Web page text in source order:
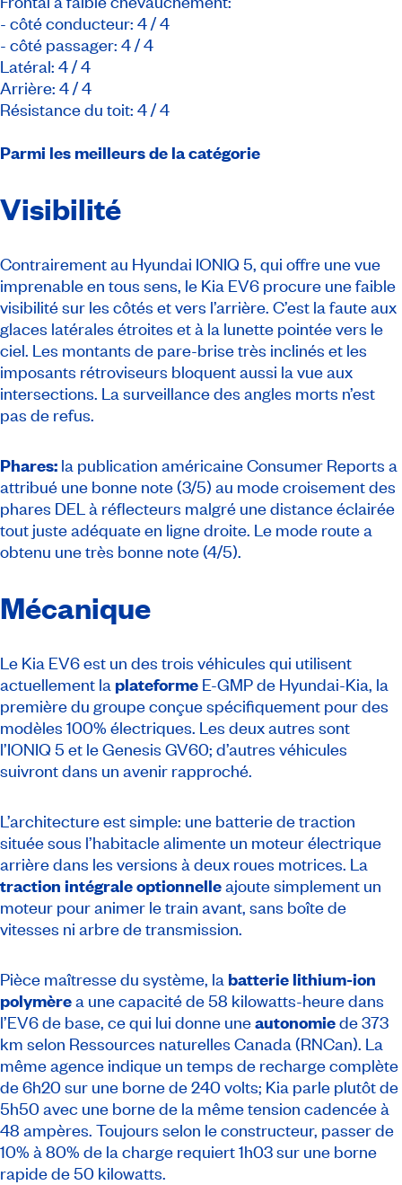
- côté conducteur: 4 / 4
- côté passager: 4 / 4
Latéral: 4 / 4
Arrière: 4 / 4
Résistance du toit: 4 / 4
Parmi les meilleurs de la catégorie
Visibilité
Contrairement au Hyundai IONIQ 5, qui offre une vue
imprenable en tous sens, le Kia EV6 procure une faible
visibilité sur les côtés et vers l’arrière. C’est la faute aux
glaces latérales étroites et à la lunette pointée vers le
ciel. Les montants de pare-brise très inclinés et les
imposants rétroviseurs bloquent aussi la vue aux
intersections. La surveillance des angles morts n’est
pas de refus.
Phares: la publication américaineConsumer Reports a
attribué une bonne note (3/5) au mode croisement des
phares DEL à réflecteurs malgré une distance éclairée
tout juste adéquate en ligne droite. Le mode route a
obtenu une très bonne note (4/5).
Mécanique
Le Kia EV6 est un des trois véhicules qui utilisent
actuellement la plateforme E-GMP de Hyundai-Kia, la
première du groupe conçue spécifiquement pour des
modèles 100% électriques. Les deux autres sont
l’IONIQ 5 et le Genesis GV60; d’autres véhicules
suivront dans un avenir rapproché.
L’architecture est simple: une batterie de traction
située sous l’habitacle alimente un moteur électrique
arrière dans les versions à deux roues motrices. La
traction intégrale optionnelleajoute simplement un
moteur pour animer le train avant, sans boîte de
vitesses ni arbre de transmission.
Pièce maîtresse du système, la batterie lithium-ion
polymèrea une capacité de 58 kilowatts-heure dans
l’EV6 de base, ce qui lui donne uneautonomiede 373
km selon Ressources naturelles Canada (RNCan). La
même agence indique un temps de recharge complète
de 6h20 sur une borne de 240 volts; Kia parle plutôt de
5h50 avec une borne de la même tension cadencée à
48 ampères. Toujours selon le constructeur, passer de
10% à 80% de la charge requiert 1h03 sur une borne
rapide de 50 kilowatts.